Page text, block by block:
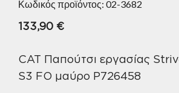
Κωδικός προϊόντος: 02-3682
133,90 €
CAT Παπούτσι εργασίας
S3 FO μαύρο P726458